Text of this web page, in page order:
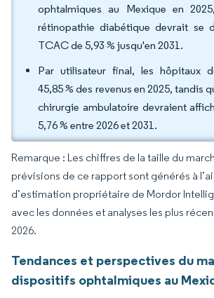
ophtalmiques au Mexique en
rétinopathie diabétique devrait se
TCAC de 5,93 % jusqu'en 2031.
Par utilisateur final, les hôpitaux
45,85 % des revenus en 2025, tandis
chirurgie ambulatoire devraient
5,76 % entre 2026 et 2031.
Remarque : Les chiffres de la taille du
prévisions de ce rapport sont générés à
d’estimation propriétaire de Mordor
avec les données et analyses les plus
2026.
Tendances et perspectives du
dispositifs ophtalmiques au